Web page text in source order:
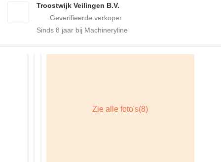
Troostwijk Veilingen B.V.
Sinds 8 jaar bij Machineryline